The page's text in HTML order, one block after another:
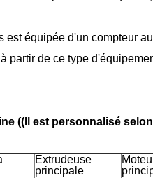
est équipée d'un compteur
partir de ce type
((Il est personnalisé
Extrudeuse
principale